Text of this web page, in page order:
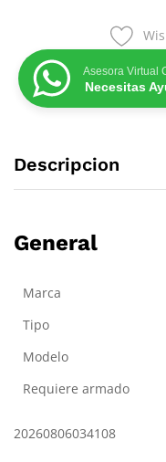
Asesora Virtual
Necesitas
Descripcion
General
Marca
Tipo
Modelo
Requiere armado
20260806034108